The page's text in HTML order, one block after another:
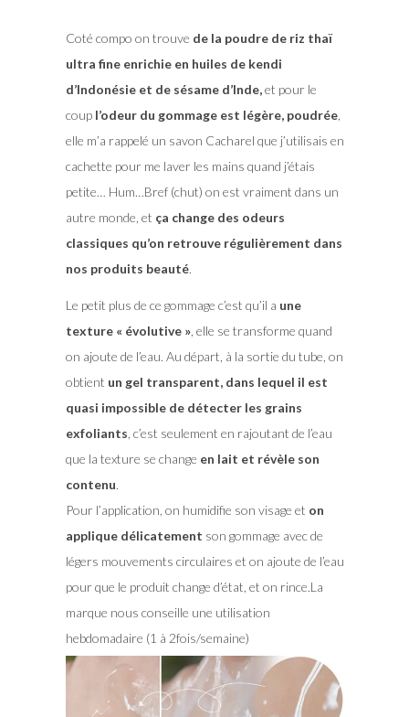
Coté compo on trouve de la poudre de riz thaï
ultra fine enrichie en huiles de kendi
d’Indonésie et de sésame d’Inde,et pour le
coup l’odeur du gommage est légère, poudrée,
elle m’a rappelé un savon Cacharel que j’utilisais en
cachette pour me laver les mains quand j’étais
petite… Hum…Bref (chut) on est vraiment dans un
autre monde, et ça change des odeurs
classiques qu’on retrouve régulièrement dans
nos produits beauté.
Le petit plus de ce gommage c’est qu’il a une
texture « évolutive », elle se transforme quand
on ajoute de l’eau. Au départ, à la sortie du tube, on
obtient un gel transparent, dans lequel il est
quasi impossible de détecter les grains
exfoliants , c’est seulement en rajoutant de l’eau
que la texture se change en lait et révèle son
contenu.
Pour l’application, on humidifie son visage et on
applique délicatement son gommage avec de
légers mouvements circulaires et on ajoute de l’eau
pour que le produit change d’état, et on rince.La
marque nous conseille une utilisation
hebdomadaire (1 à 2fois/semaine)